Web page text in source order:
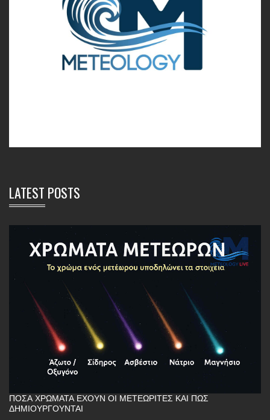
LATEST POSTS
ΠΌΣΑ ΧΡΏΜΑΤΑ ΈΧΟΥΝ ΟΙ ΜΕΤΕΩΡΊΤΕΣ ΚΑΙ ΠΏΣ
ΔΗΜΙΟΥΡΓΟΎΝΤΑΙ